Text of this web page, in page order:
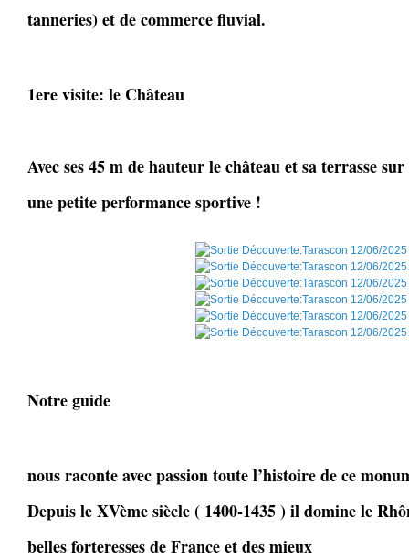
tanneries) et de commerce fluvial.
1ere visite: le Château
Avec ses 45 m de hauteur le château et sa terrasse
une petite performance sportive !
Notre guide
nous raconte avec passion toute l’histoire de ce
Depuis le XVème siècle ( 1400-1435 ) il domine le
belles forteresses de France et des mieux